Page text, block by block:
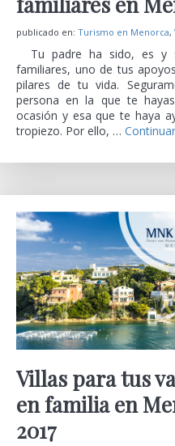
publicado en: Turismo en Menorca,
Tu padre ha sido, es y
familiares, uno de tus
pilares de tu vida.
persona en la que te
ocasión y esa que te haya
tropiezo. Por ello, … Continuar
Villas para tus
en familia en
2017